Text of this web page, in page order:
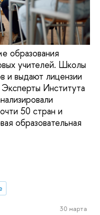
образования
учителей. Школы
и выдают лицензии
Института
50 стран и
образовательная
30 марта